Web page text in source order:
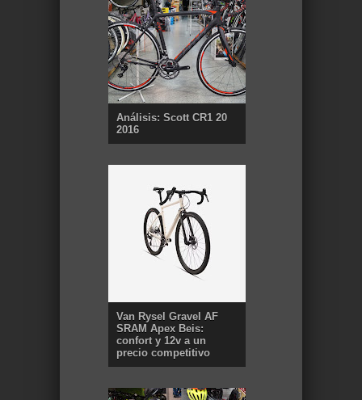
Análisis: Scott CR1 20
2016
Van Rysel Gravel AF
SRAM Apex Beis:
confort y 12v a un
precio competitivo